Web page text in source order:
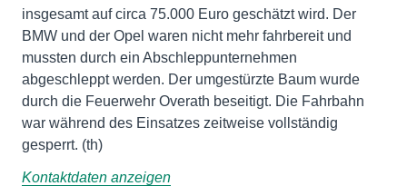
insgesamt auf circa 75.000 Euro geschätzt wird. Der
BMW und der Opel waren nicht mehr fahrbereit und
mussten durch ein Abschleppunternehmen
abgeschleppt werden. Der umgestürzte Baum wurde
durch die Feuerwehr Overath beseitigt. Die Fahrbahn
war während des Einsatzes zeitweise vollständig
gesperrt. (th)
Kontaktdaten anzeigen